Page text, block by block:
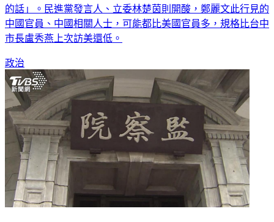
的話」。民進黨發言人、立委林楚茵則開酸，鄭麗文此行見的
中國官員、中國相關人士，可能都比美國官員多，規格比台中
市長盧秀燕上次訪美還低。
政治